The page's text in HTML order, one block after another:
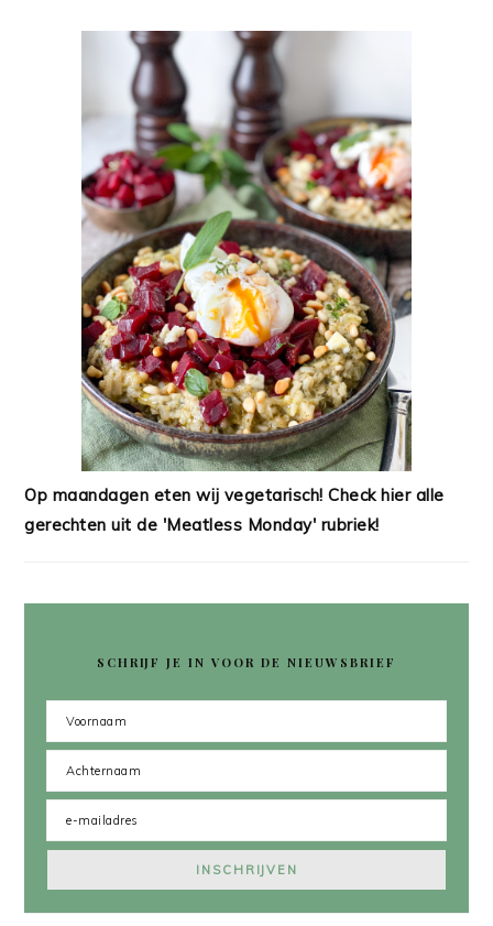
Op maandagen eten wij vegetarisch! Check hier alle
gerechten uit de 'Meatless Monday' rubriek!
SCHRIJF JE IN VOOR DE NIEUWSBRIEF